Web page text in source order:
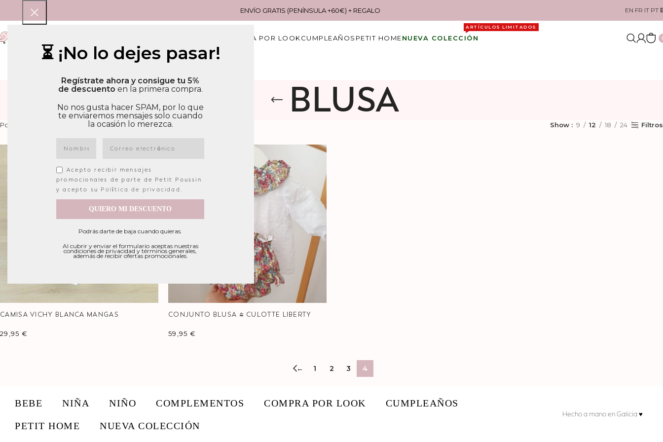
⏳ ¡No lo dejes pasar!
Regístrate ahora y consigue tu 5%
de descuento en la primera compra.
No nos gusta hacer SPAM, por lo que
te enviaremos mensajes solo cuando
la ocasión lo merezca.
Acepto recibir mensajes
promocionales de parte de Petit Poussin
y acepto su Política de privacidad .
QUIERO MI DESCUENTO
Podrás darte de baja cuando quieras.
Al cubrir y enviar el formulario aceptas nuestras
condiciones de privacidad y términos generales,
además de recibir ofertas promocionales.
ENVÍO GRATIS (PENÍNSULA +60€) + REGALO EN FR IT PT
COMPRA POR LOOKCUMPLEAÑOS PETIT HOMENUEVA COLECCIÓN
ARTÍCULOS LIMITADOS
BLUSA
Portada Página 4 Show 9 12 18 24 Filtros
CAMISA VICHY BLANCA MANGAS
29,95 €
CONJUNTO BLUSA + CULOTTE LIBERTY
59,95 €
← 1 2 3 4
BEBE NIÑA NIÑO COMPLEMENTOS COMPRA POR LOOK CUMPLEAÑOS
PETIT HOME NUEVA COLECCIÓN
Hecho a mano en Galicia ♥